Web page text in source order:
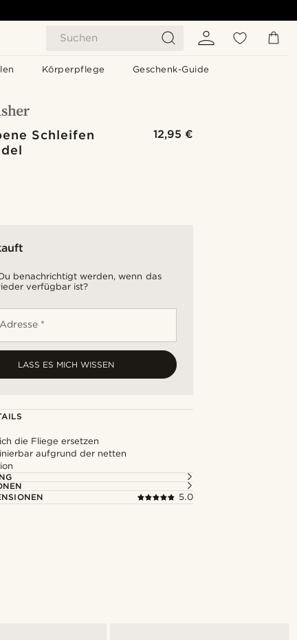
Suchen
Körperpflege Geschenk-Guide
Schleifen
12,95 €
benachrichtigt werden, wenn das
verfügbar ist?
*
LASS ES MICH WISSEN
die Fliege ersetzen
aufgrund der netten
5.0